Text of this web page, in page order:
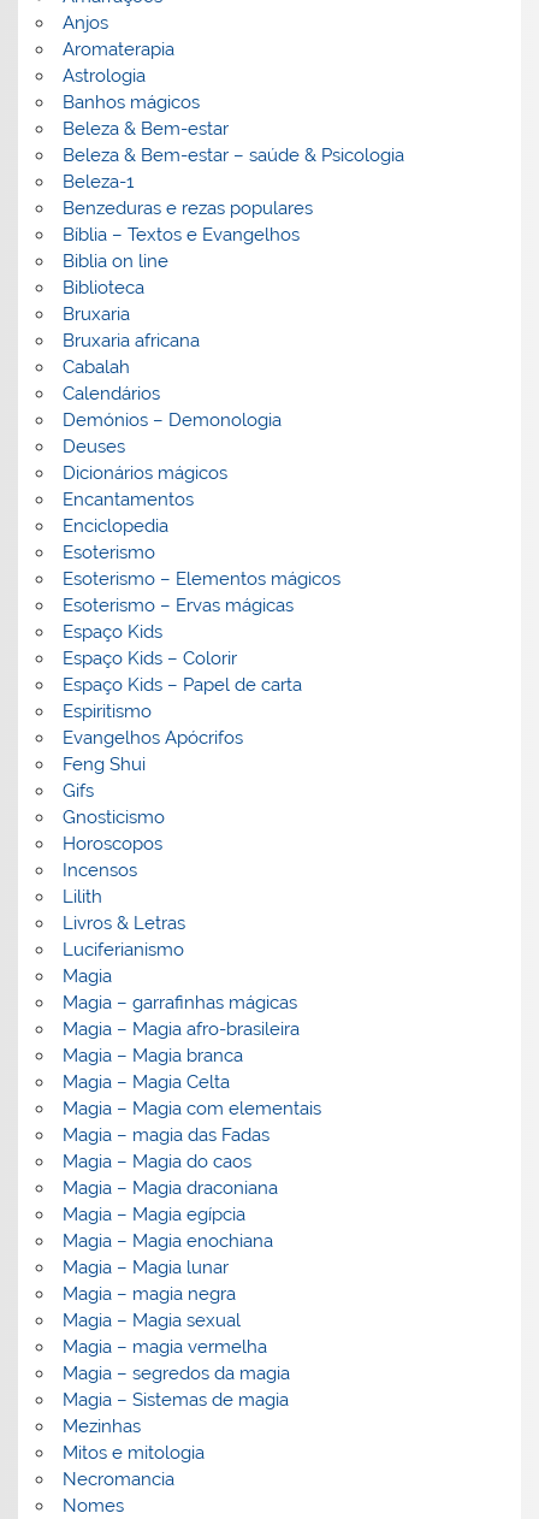
Anjos
Aromaterapia
Astrologia
Banhos mágicos
Beleza & Bem-estar
Beleza & Bem-estar – saúde & Psicologia
Beleza-1
Benzeduras e rezas populares
Bíblia – Textos e Evangelhos
Biblia on line
Biblioteca
Bruxaria
Bruxaria africana
Cabalah
Calendários
Demónios – Demonologia
Deuses
Dicionários mágicos
Encantamentos
Enciclopedia
Esoterismo
Esoterismo – Elementos mágicos
Esoterismo – Ervas mágicas
Espaço Kids
Espaço Kids – Colorir
Espaço Kids – Papel de carta
Espiritismo
Evangelhos Apócrifos
Feng Shui
Gifs
Gnosticismo
Horoscopos
Incensos
Lilith
Livros & Letras
Luciferianismo
Magia
Magia – garrafinhas mágicas
Magia – Magia afro-brasileira
Magia – Magia branca
Magia – Magia Celta
Magia – Magia com elementais
Magia – magia das Fadas
Magia – Magia do caos
Magia – Magia draconiana
Magia – Magia egípcia
Magia – Magia enochiana
Magia – Magia lunar
Magia – magia negra
Magia – Magia sexual
Magia – magia vermelha
Magia – segredos da magia
Magia – Sistemas de magia
Mezinhas
Mitos e mitologia
Necromancia
Nomes